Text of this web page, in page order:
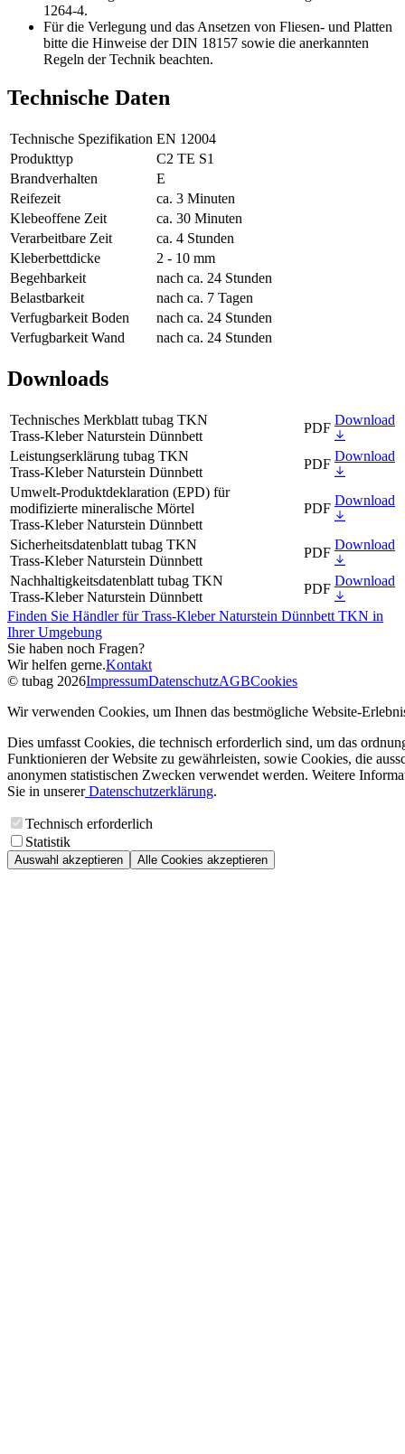
1264-4.
Für die Verlegung und das Ansetzen von Fliesen- und Platten
bitte die Hinweise der DIN 18157 sowie die anerkannten
Regeln der Technik beachten.
Technische Daten
Technische Spezifikation EN 12004
Produkttyp
C2 TE S1
Brandverhalten
E
Reifezeit
ca. 3 Minuten
Klebeoffene Zeit
ca. 30 Minuten
Verarbeitbare Zeit
ca. 4 Stunden
Kleberbettdicke
2 - 10 mm
Begehbarkeit
nach ca. 24 Stunden
Belastbarkeit
nach ca. 7 Tagen
Verfugbarkeit Boden
nach ca. 24 Stunden
Verfugbarkeit Wand
nach ca. 24 Stunden
Downloads
Technisches Merkblatt tubag TKN
Trass-Kleber Naturstein Dünnbett
PDF
Download
Leistungserklärung tubag TKN
Trass-Kleber Naturstein Dünnbett
PDF
Download
Umwelt-Produktdeklaration (EPD) für
modifizierte mineralische Mörtel
Trass-Kleber Naturstein Dünnbett
PDF
Download
Sicherheitsdatenblatt tubag TKN
Trass-Kleber Naturstein Dünnbett
PDF
Download
Nachhaltigkeitsdatenblatt tubag TKN
Trass-Kleber Naturstein Dünnbett
PDF
Download
Finden Sie Händler für Trass-Kleber Naturstein Dünnbett TKN in
Ihrer Umgebung
Sie haben noch Fragen?
Wir helfen gerne.Kontakt
© tubag 2026ImpressumDatenschutzAGBCookies
Wir verwenden Cookies, um Ihnen das bestmögliche Website-
Dies umfasst Cookies, die technisch erforderlich sind, um das
Funktionieren der Website zu gewährleisten, sowie Cookies, die
anonymen statistischen Zwecken verwendet werden. Weitere
Sie in unsererDatenschutzerklärung.
Technisch erforderlich
Statistik
Auswahl akzeptieren Alle Cookies akzeptieren